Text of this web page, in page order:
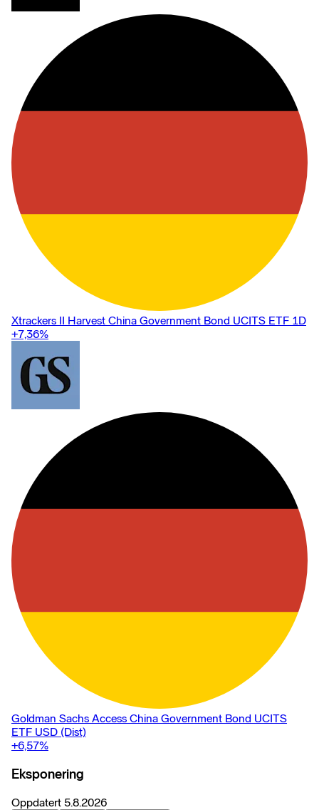
Xtrackers II Harvest China Government Bond UCITS ETF 1D
+7,36%
Goldman Sachs Access China Government Bond UCITS
ETF USD (Dist)
+6,57%
Eksponering
Oppdatert 5.8.2026